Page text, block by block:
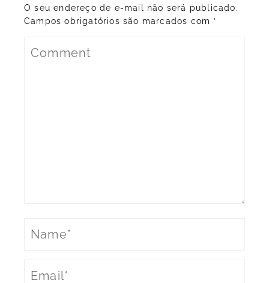
O seu endereço de e-mail não será publicado.
Campos obrigatórios são marcados com *